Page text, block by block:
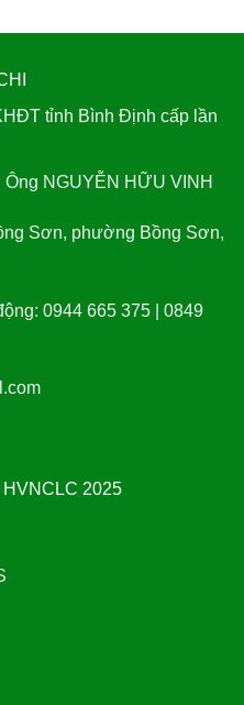
tỉnh Bình Định cấp lần
NGUYỄN HỮU VINH
Sơn, phường Bồng Sơn,
0944 665 375 | 0849
2025